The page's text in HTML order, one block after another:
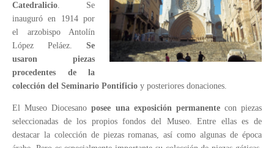
Catedralicio. Se
inauguró en 1914 por
el arzobispo Antolín
López Peláez. Se
usaron piezas
procedentes de la
colección del Seminario Pontificio y posteriores donaciones.
El Museo Diocesanoposee una exposición permanentecon piezas
seleccionadas de los propios fondos del Museo. Entre ellas es de
destacar la colección de piezas romanas, así como algunas de época